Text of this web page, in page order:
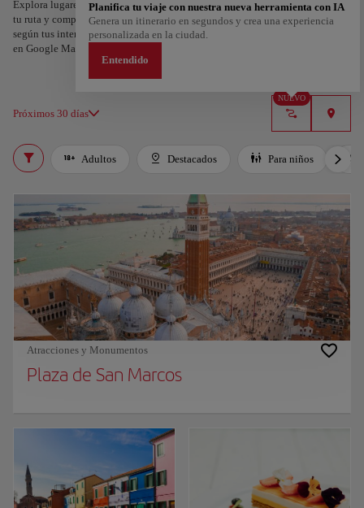
Explora lugares, experiencias y marca con el corazón tus favoritos para crear
tu ruta y compartirla. ¿Quieres más ideas? Obtén un itinerario personalizado
según tus intereses y la duración de tu viaje: en sólo dos pasos y descargable
en Google Maps.
Próximos 30 días
NUEVO
Planifica tu viaje con nuestra nueva herramienta con IA
Genera un itinerario en segundos y crea una experiencia
personalizada en la ciudad.
Entendido
Adultos Destacados Para niños
Atracciones y Monumentos
Plaza de San Marcos